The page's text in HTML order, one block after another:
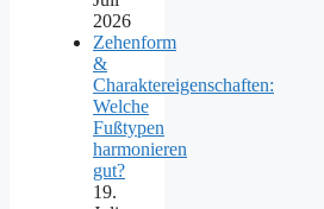
2026
Zehenform
&
Charaktereigenschaften:
Welche
Fußtypen
harmonieren
gut?
19.